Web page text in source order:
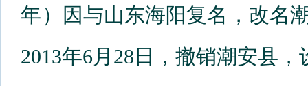
年）因与山东海阳复名，改名
2013年6月28日，撤销潮安县